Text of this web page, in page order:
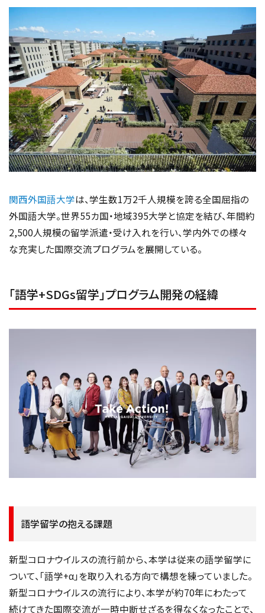
関西外国語大学は、学生数1万2千人規模を誇る全国屈指の
外国語大学。世界55カ国・地域395大学と協定を結び、年間約
2,500人規模の留学派遣・受け入れを行い、学内外での様々
な充実した国際交流プログラムを展開している。
「語学+SDGs留学」プログラム開発の経緯
語学留学の抱える課題
新型コロナウイルスの流行前から、本学は従来の語学留学に
ついて、「語学+α」を取り入れる方向で構想を練っていました。
新型コロナウイルスの流行により、本学が約70年にわたって
続けてきた国際交流が一時中断せざるを得なくなったことで、